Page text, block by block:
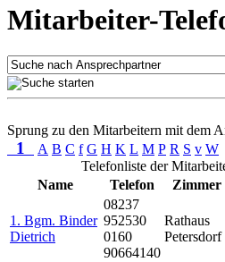
Mitarbeiter-
Sprung zu den Mitarbeitern mit dem
1 A B C f G H K L M P R S v W
Telefonliste der
Name
Telefon Zimmer
1. Bgm. Binder
Dietrich
08237
952530
0160
90664140
Rathaus
Petersdorf